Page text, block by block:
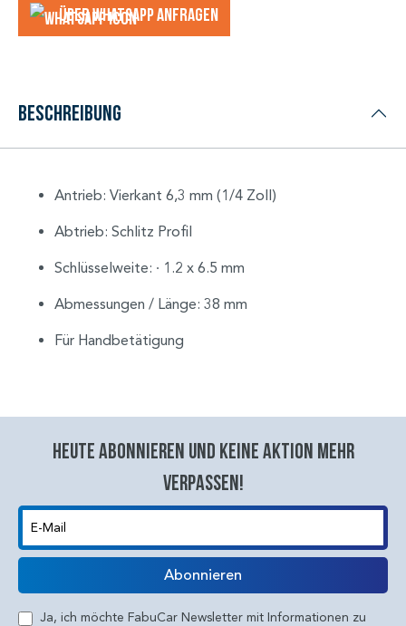
Über WhatsApp anfragеn
Beschreibung
Antrieb: Vierkant 6,3 mm (1/4 Zoll)
Abtrieb: Schlitz Profil
Schlüsselweite: ∙ 1.2 x 6.5 mm
Abmessungen / Länge: 38 mm
Für Handbetätigung
Heute abonnieren und keine aktion mehr
verpassen!
E-Mail
Abonnieren
Ja, ich möchte FabuCar Newsletter mit Informationen zu